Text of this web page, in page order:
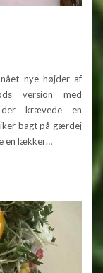
nye højder af
version med
krævede en
bagt på gærdej
en lækker…